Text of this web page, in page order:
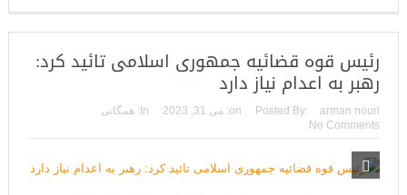
رئیس قوه قضائیه جمهوری اسلامی تائید کرد:
رهبر به اعدام نیاز دارد
Posted By: arman nouri
on: می 31, 2023 In:
همگانی
No Comments